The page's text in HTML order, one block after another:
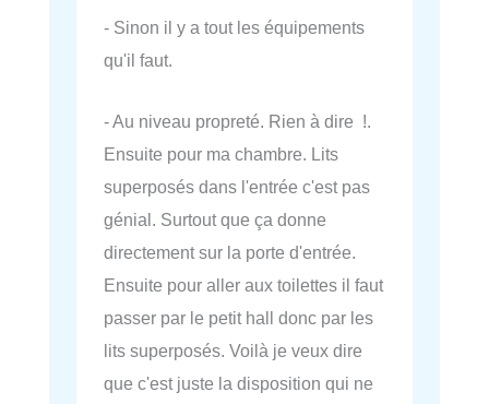
- Sinon il y a tout les équipements
qu'il faut.
- Au niveau propreté. Rien à dire !.
Ensuite pour ma chambre. Lits
superposés dans l'entrée c'est pas
génial. Surtout que ça donne
directement sur la porte d'entrée.
Ensuite pour aller aux toilettes il faut
passer par le petit hall donc par les
lits superposés. Voilà je veux dire
que c'est juste la disposition qui ne